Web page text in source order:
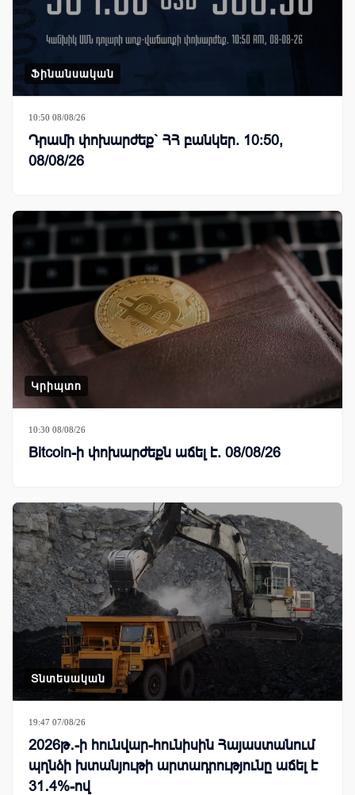
Ֆինանսական
10:50 08/08/26
Դրամի փոխարժեք` ՀՀ բանկեր. 10:50,
08/08/26
Կրիպտո
10:30 08/08/26
Bitcoin-ի փոխարժեքն աճել է. 08/08/26
Տնտեսական
19:47 07/08/26
2026թ․-ի հունվար-հունիսին Հայաստանում
պղնձի խտանյութի արտադրությունը աճել է
31․4%-ով